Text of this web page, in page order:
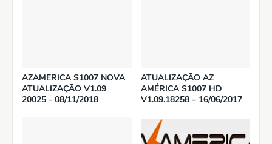
AZAMERICA S1007 NOVA
ATUALIZAÇÃO V1.09
20025 - 08/11/2018
ATUALIZAÇÃO AZ
AMÉRICA S1007 HD
V1.09.18258 – 16/06/2017